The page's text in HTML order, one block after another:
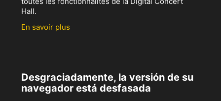
Hall.
En savoir plus
Desgraciadamente, la versión de su
navegador está desfasada